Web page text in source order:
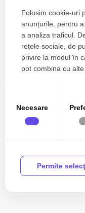
Case de vanzare in
Case de vanzare in
Apartamente de
Apartamente de vanzare
Apartamente de vanzare
Apartamente de vanzare
Vezi mai mult
Folosim cookie-uri
anunțurile, pentru
a analiza traficul.
rețele sociale, de
privire la modul în
pot combina cu
Necesare
Permite